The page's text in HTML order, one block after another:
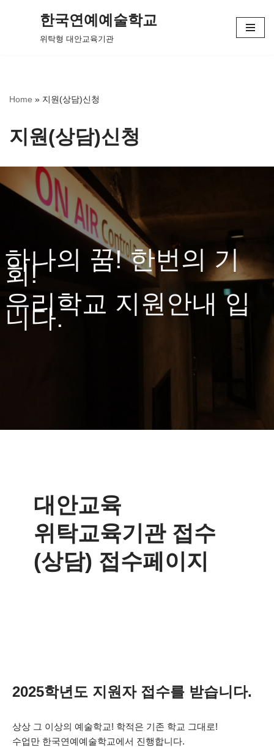
기
한국연예예술학교
위탁형 대안교육기관
Home » 지원(상담)신청
지원(상담)신청
하나의 꿈! 한번의 기
회!
우리학교 지원안내 입
니다.
대안교육
위탁교육기관 접수
(상담) 접수페이지
2025학년도 지원자 접수를 받습니다.
상상 그 이상의 예술학교! 학적은 기존 학교 그대로!
수업만 한국연예예술학교에서 진행합니다.